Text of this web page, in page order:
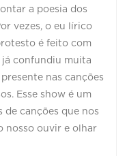
a poesia dos
vezes, o eu lírico
é feito com
já confundiu muita
nas canções
Esse show é um
canções que nos
nosso ouvir e olhar